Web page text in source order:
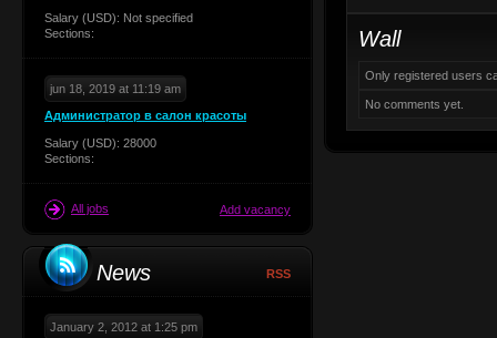
Salary (USD): Not specified
Sections:
jun 18, 2019 at 11:19 am
Администратор в салон красоты
Salary (USD): 28000
Sections:
All jobs Add vacancy
RSS
News
January 2, 2012 at 1:25 pm
Wall
Only registered users
No comments yet.